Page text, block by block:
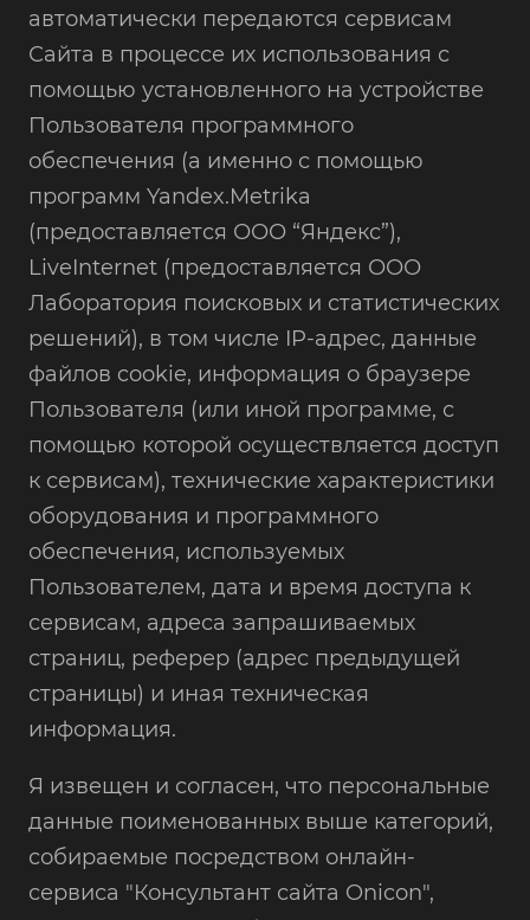
автоматически передаются сервисам
Сайта в процессе их использования с
помощью установленного на устройстве
Пользователя программного
обеспечения (а именно с помощью
программ Yandex.Metrika
(предоставляется ООО “Яндекс”),
LiveInternet (предоставляется ООО
Лаборатория поисковых и статистических
решений), в том числе IP-адрес, данные
файлов cookie, информация о браузере
Пользователя (или иной программе, с
помощью которой осуществляется доступ
к сервисам), технические характеристики
оборудования и программного
обеспечения, используемых
Пользователем, дата и время доступа к
сервисам, адреса запрашиваемых
страниц, реферер (адрес предыдущей
страницы) и иная техническая
информация.
Я извещен и согласен, что персональные
данные поименованных выше категорий,
собираемые посредством онлайн-
сервиса "Консультант сайта Onicon",